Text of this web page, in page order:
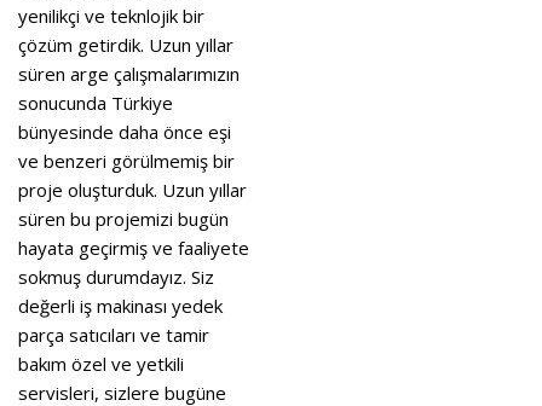
yenilikçi ve teknlojik bir
çözüm getirdik. Uzun yıllar
süren arge çalışmalarımızın
sonucunda Türkiye
bünyesinde daha önce eşi
ve benzeri görülmemiş bir
proje oluşturduk. Uzun yıllar
süren bu projemizi bugün
hayata geçirmiş ve faaliyete
sokmuş durumdayız. Siz
değerli iş makinası yedek
parça satıcıları ve tamir
bakım özel ve yetkili
servisleri, sizlere bugüne